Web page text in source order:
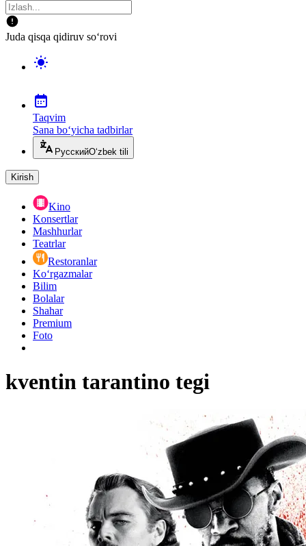
Juda qisqa qidiruv so‘rovi
Taqvim
Sana bo‘yicha tadbirlar
РусскийO‘zbek tili
Kirish
Kino
Konsertlar
Mashhurlar
Teatrlar
Restoranlar
Ko‘rgazmalar
Bilim
Bolalar
Shahar
Premium
Foto
kventin tarantino tegi